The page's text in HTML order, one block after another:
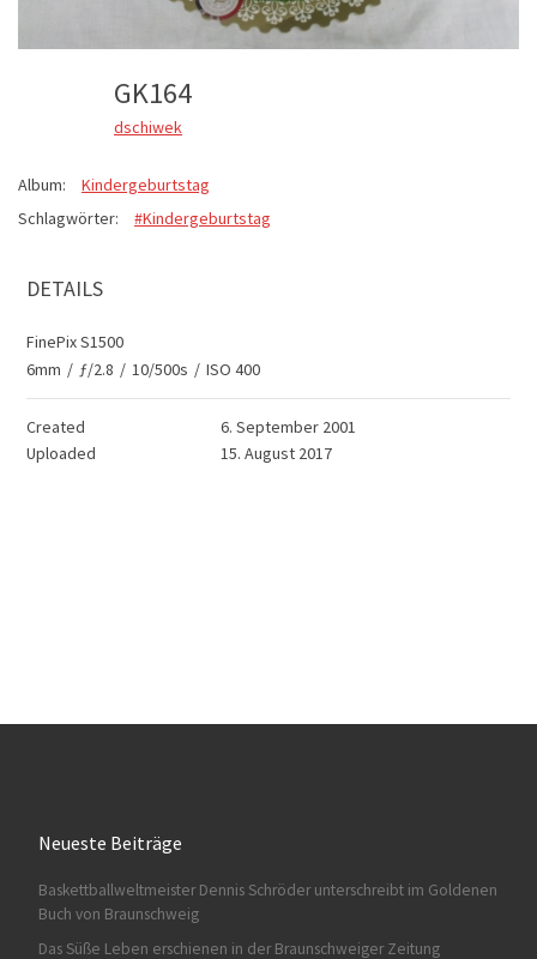
GK164
dschiwek
Album:
Kindergeburtstag
Schlagwörter:
#Kindergeburtstag
DETAILS
FinePix S1500
6mm / ƒ/2.8 / 10/500s / ISO 400
Created
6. September 2001
Uploaded
15. August 2017
Neueste Beiträge
Baskettballweltmeister Dennis Schröder unterschreibt im Goldenen
Buch von Braunschweig
Das Süße Leben erschienen in der Braunschweiger Zeitung